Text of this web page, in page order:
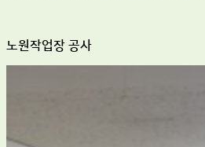
노원작업장 공사